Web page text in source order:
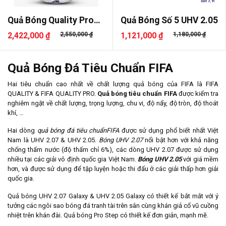
Quả Bóng Quality Pro
UHV 2.0..
2,422,000 ₫ 2,550,000 ₫
Quả Bóng Số 5 UHV 2.05
1,121,000 ₫ 1,180,000 ₫
Quả Bóng Đá Tiêu Chuẩn FIFA
Hai tiêu chuẩn cao nhất về chất lượng quả bóng của FIFA là FIFA
QUALITY & FIFA QUALITY PRO. Quả bóng tiêu chuẩn FIFAđược kiểm tra
nghiêm ngặt về chất lượng, trọng lượng, chu vi, độ nẩy, độ tròn, độ thoát
khí, …
Hai dòng quả bóng đá tiêu chuẩnFIFAđược sử dụng phổ biết nhất Việt
Nam là UHV 2.07 & UHV 2.05. Bóng UHV 2.07nổi bật hơn với khả năng
chống thấm nước (độ thấm chỉ 6%), các dòng UHV 2.07 được sử dụng
nhiều tại các giải vô định quốc gia Việt Nam. Bóng UHV 2.05với giá mềm
hơn, và được sử dụng để tập luyện hoặc thi đấu ở các giải thấp hơn giải
quốc gia.
Quả bóng UHV 2.07 Galaxy & UHV 2.05 Galaxy có thiết kế bắt mắt với ý
tưởng các ngôi sao bóng đá tranh tài trên sân cùng khán giả cổ vũ cuồng
nhiệt trên khán đài. Quả bóng Pro Step có thiết kế đơn giản, mạnh mẽ.